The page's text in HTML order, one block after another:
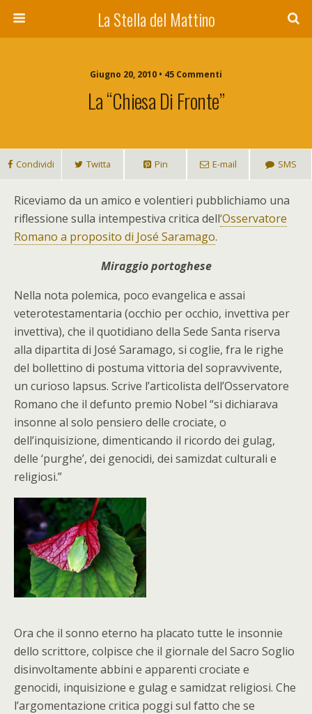
La Stella del Mattino
Giugno 20, 2010 • 45 Commenti
La “chiesa Di Fronte”
Condividi Twitta Pin E-mail SMS
Riceviamo da un amico e volentieri pubblichiamo una
riflessione sulla intempestiva critica dell‘Osservatore
Romano a proposito di José Saramago.
Miraggio portoghese
Nella nota polemica, poco evangelica e assai
veterotestamentaria (occhio per occhio, invettiva per
invettiva), che il quotidiano della Sede Santa riserva
alla dipartita di José Saramago, si coglie, fra le righe
del bollettino di postuma vittoria del sopravvivente,
un curioso lapsus. Scrive l’articolista dell’Osservatore
Romano che il defunto premio Nobel “si dichiarava
insonne al solo pensiero delle crociate, o
dell’inquisizione, dimenticando il ricordo dei gulag,
delle ‘purghe’, dei genocidi, dei samizdat culturali e
religiosi.”
Ora che il sonno eterno ha placato tutte le insonnie
dello scrittore, colpisce che il giornale del Sacro Soglio
disinvoltamente abbini e apparenti crociate e
genocidi, inquisizione e gulag e samidzat religiosi. Che
l’argomentazione critica poggi sul fatto che se